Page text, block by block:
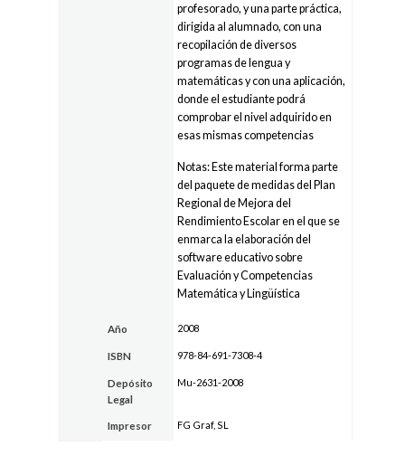
profesorado, y una parte práctica,
dirigida al alumnado, con una
recopilación de diversos
programas de lengua y
matemáticas y con una aplicación,
donde el estudiante podrá
comprobar el nivel adquirido en
esas mismas competencias
Notas: Este material forma parte
del paquete de medidas del Plan
Regional de Mejora del
Rendimiento Escolar en el que se
enmarca la elaboración del
software educativo sobre
Evaluación y Competencias
Matemática y Lingüística
Año 2008
ISBN 978-84-691-7308-4
Depósito
Legal
Mu-2631-2008
Impresor FG Graf, SL